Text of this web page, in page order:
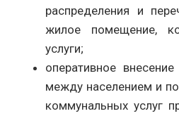
распределения и
жилое помещение,
услуги;
оперативное
между населением и
коммунальных услуг